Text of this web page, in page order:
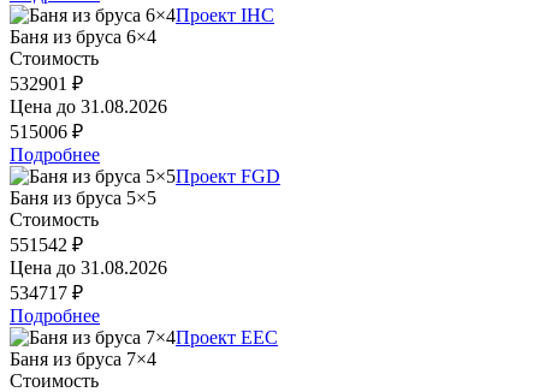
Проект IHC
Баня из бруса 6×4
Стоимость
532901 ₽
Цена до 31.08.2026
515006 ₽
Подробнее
Проект FGD
Баня из бруса 5×5
Стоимость
551542 ₽
Цена до 31.08.2026
534717 ₽
Подробнее
Проект EEC
Баня из бруса 7×4
Стоимость